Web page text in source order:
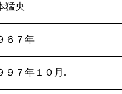
猛央
６７年
９７年１０月 .